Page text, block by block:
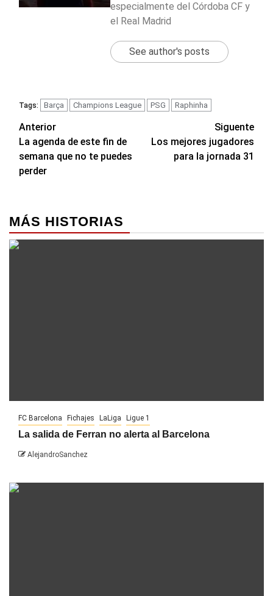
especialmente del Córdoba CF y
el Real Madrid
See author's posts
Tags: Barça Champions League PSG Raphinha
Navegación
de
entradas
Anterior
La agenda de este fin de
semana que no te puedes
perder
Siguente
Los mejores jugadores
para la jornada 31
MÁS HISTORIAS
FC Barcelona Fichajes LaLiga Ligue 1
La salida de Ferran no alerta al Barcelona
AlejandroSanchez